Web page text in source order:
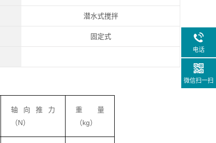
潜水式搅拌
固定式
轴向推力
（N）
重量
（kg）
电话
微信扫一扫